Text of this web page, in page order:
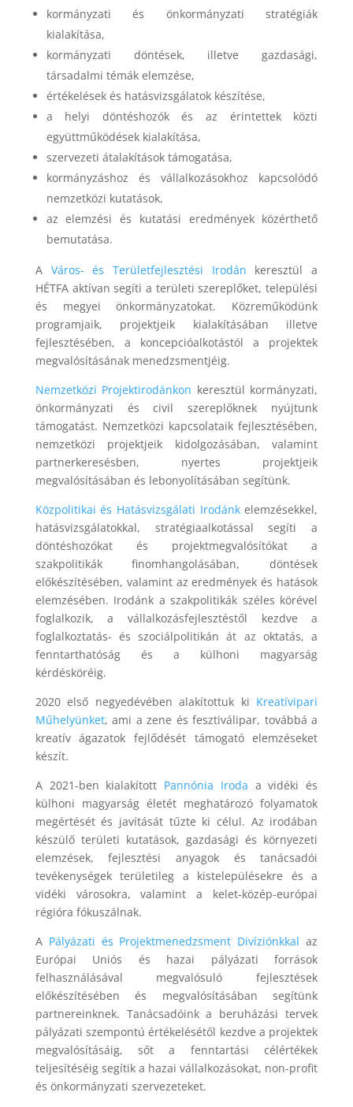
kormányzati és önkormányzati stratégiák
kialakítása,
kormányzati döntések, illetve gazdasági,
társadalmi témák elemzése,
értékelések és hatásvizsgálatok készítése,
a helyi döntéshozók és az érintettek közti
együttműködések kialakítása,
szervezeti átalakítások támogatása,
kormányzáshoz és vállalkozásokhoz kapcsolódó
nemzetközi kutatások,
az elemzési és kutatási eredmények közérthető
bemutatása.
A Város- és Területfejlesztési Irodán keresztül a
HÉTFA aktívan segíti a területi szereplőket, települési
és megyei önkormányzatokat. Közreműködünk
programjaik, projektjeik kialakításában illetve
fejlesztésében, a koncepcióalkotástól a projektek
megvalósításának menedzsmentjéig.
Nemzetközi Projektirodánkon keresztül kormányzati,
önkormányzati és civil szereplőknek nyújtunk
támogatást. Nemzetközi kapcsolataik fejlesztésében,
nemzetközi projektjeik kidolgozásában, valamint
partnerkeresésben, nyertes projektjeik
megvalósításában és lebonyolításában segítünk.
Közpolitikai és Hatásvizsgálati Irodánkelemzésekkel,
hatásvizsgálatokkal, stratégiaalkotással segíti a
döntéshozókat és projektmegvalósítókat a
szakpolitikák finomhangolásában, döntések
előkészítésében, valamint az eredmények és hatások
elemzésében. Irodánk a szakpolitikák széles körével
foglalkozik, a vállalkozásfejlesztéstől kezdve a
foglalkoztatás- és szociálpolitikán át az oktatás, a
fenntarthatóság és a külhoni magyarság
kérdésköréig.
2020 első negyedévében alakítottuk ki Kreatívipari
Műhelyünket, ami a zene és fesztiválipar, továbbá a
kreatív ágazatok fejlődését támogató elemzéseket
készít.
A 2021-ben kialakított Pannónia Iroda a vidéki és
külhoni magyarság életét meghatározó folyamatok
megértését és javítását tűzte ki célul. Az irodában
készülő területi kutatások, gazdasági és környezeti
elemzések, fejlesztési anyagok és tanácsadói
tevékenységek területileg a kistelepülésekre és a
vidéki városokra, valamint a kelet-közép-európai
régióra fókuszálnak.
A Pályázati és Projektmenedzsment Divíziónkkal az
Európai Uniós és hazai pályázati források
felhasználásával megvalósuló fejlesztések
előkészítésében és megvalósításában segítünk
partnereinknek. Tanácsadóink a beruházási tervek
pályázati szempontú értékelésétől kezdve a projektek
megvalósításáig, sőt a fenntartási célértékek
teljesítéséig segítik a hazai vállalkozásokat, non-profit
és önkormányzati szervezeteket.